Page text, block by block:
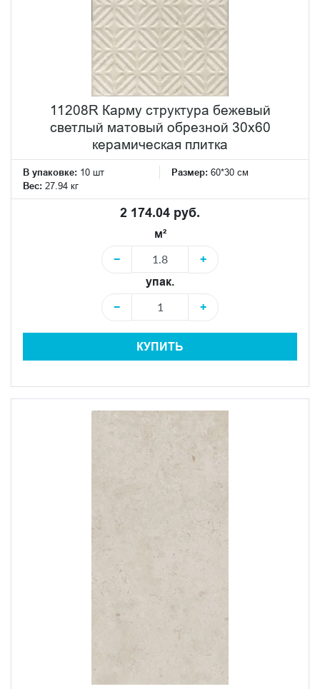
11208R Карму структура бежевый
светлый матовый обрезной 30х60
керамическая плитка
В упаковке: 10 шт Размер: 60*30 см
Вес: 27.94 кг
2 174.04 руб.
м²
−
+
упак.
−
+
КУПИТЬ